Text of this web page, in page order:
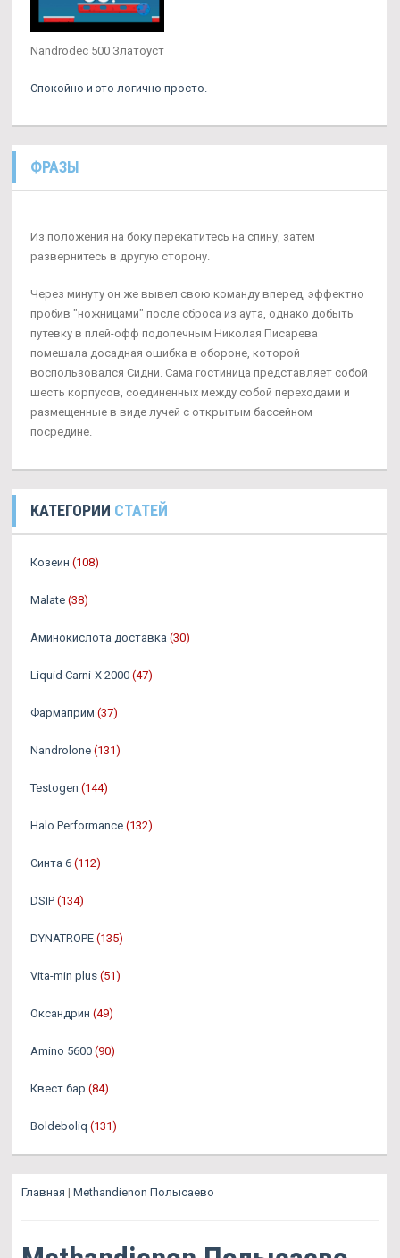
Nandrodec 500 Златоуст
Спокойно и это логично просто.
ФРАЗЫ
Из положения на боку перекатитесь на спину, затем
развернитесь в другую сторону.
Через минуту он же вывел свою команду вперед, эффектно
пробив "ножницами" после сброса из аута, однако добыть
путевку в плей-офф подопечным Николая Писарева
помешала досадная ошибка в обороне, которой
воспользовался Сидни. Сама гостиница представляет собой
шесть корпусов, соединенных между собой переходами и
размещенные в виде лучей с открытым бассейном
посредине.
КАТЕГОРИИ СТАТЕЙ
Козеин (108)
Malate (38)
Аминокислота доставка (30)
Liquid Carni-X 2000 (47)
Фармаприм (37)
Nandrolone (131)
Testogen (144)
Halo Performance (132)
Синта 6 (112)
DSIP (134)
DYNATROPE (135)
Vita-min plus (51)
Оксандрин (49)
Amino 5600 (90)
Квест бар (84)
Boldeboliq (131)
Главная | Methandienon Полысаево